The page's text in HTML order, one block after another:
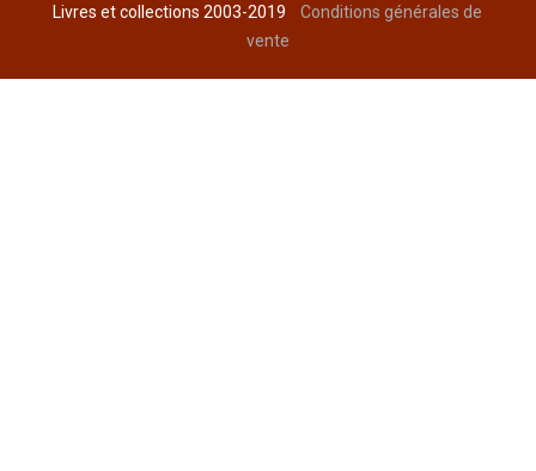
Livres et collections 2003-2019Conditions générales de
vente